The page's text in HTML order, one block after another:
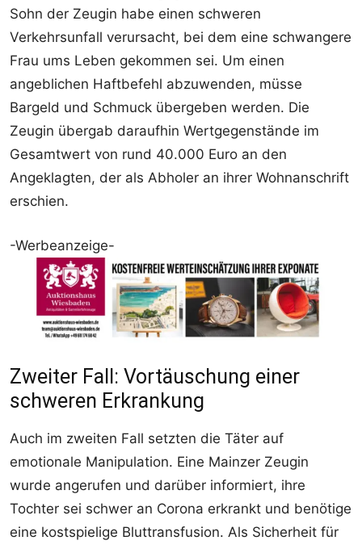
Sohn der Zeugin habe einen schweren
Verkehrsunfall verursacht, bei dem eine schwangere
Frau ums Leben gekommen sei. Um einen
angeblichen Haftbefehl abzuwenden, müsse
Bargeld und Schmuck übergeben werden. Die
Zeugin übergab daraufhin Wertgegenstände im
Gesamtwert von rund 40.000 Euro an den
Angeklagten, der als Abholer an ihrer Wohnanschrift
erschien.
-Werbeanzeige-
Zweiter Fall: Vortäuschung einer
schweren Erkrankung
Auch im zweiten Fall setzten die Täter auf
emotionale Manipulation. Eine Mainzer Zeugin
wurde angerufen und darüber informiert, ihre
Tochter sei schwer an Corona erkrankt und benötige
eine kostspielige Bluttransfusion. Als Sicherheit für